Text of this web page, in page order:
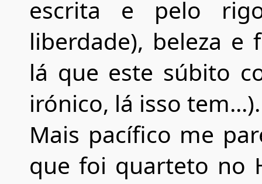
escrita e pelo
liberdade), beleza e
lá que este súbito
irónico, lá isso tem...).
Mais pacífico me
que foi quarteto no